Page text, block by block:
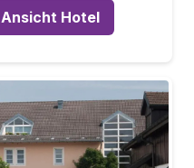
Ansicht Hotel